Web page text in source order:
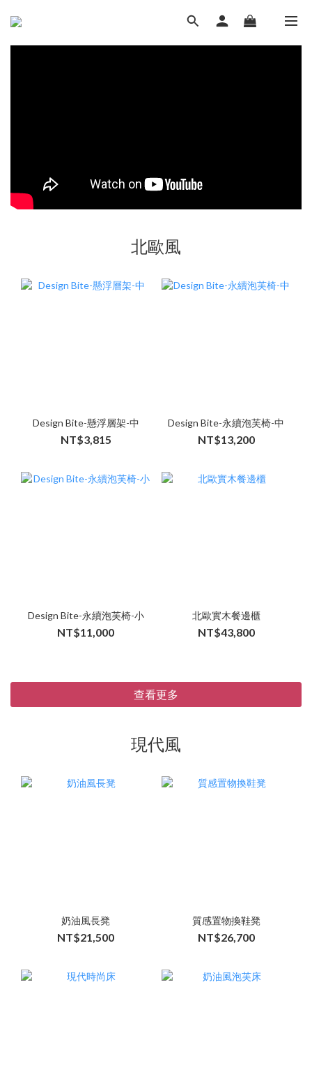
LUVHOME．妝點家
北歐風
Design Bite-懸浮層架-中
NT$3,815
Design Bite-永續泡芙椅-中
NT$13,200
Design Bite-永續泡芙椅-小
NT$11,000
北歐實木餐邊櫃
NT$43,800
查看更多
現代風
奶油風長凳
NT$21,500
質感置物換鞋凳
NT$26,700